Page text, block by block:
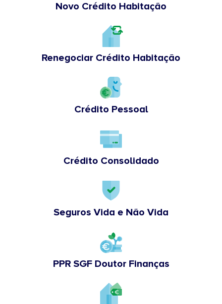
Novo Crédito Habitação
Renegociar Crédito Habitação
Crédito Pessoal
Crédito Consolidado
Seguros Vida e Não Vida
PPR SGF Doutor Finanças